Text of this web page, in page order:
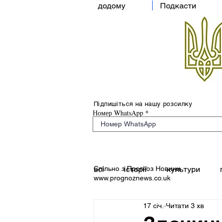
додому Подкасти
Підпишіться на нашу розсилку
Номер WhatsApp
Спільно з Прогноз Новини
www.prognoznews.co.uk
всі історії культури
17 січ. Читати 3 хв